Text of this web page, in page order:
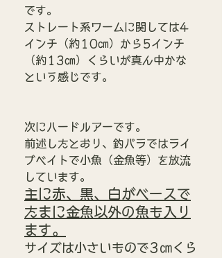
です。
ストレート系ワームに関しては4
インチ（約10㎝）から5インチ
（約13㎝）くらいが真ん中かな
という感じです。
次にハードルアーです。
前述したとおり、釣パラではライ
ブベイトで小魚（金魚等）を放流
しています。
主に赤、黒、白がベースで
たまに金魚以外の魚も入り
ます。
サイズは小さいもので3㎝くら